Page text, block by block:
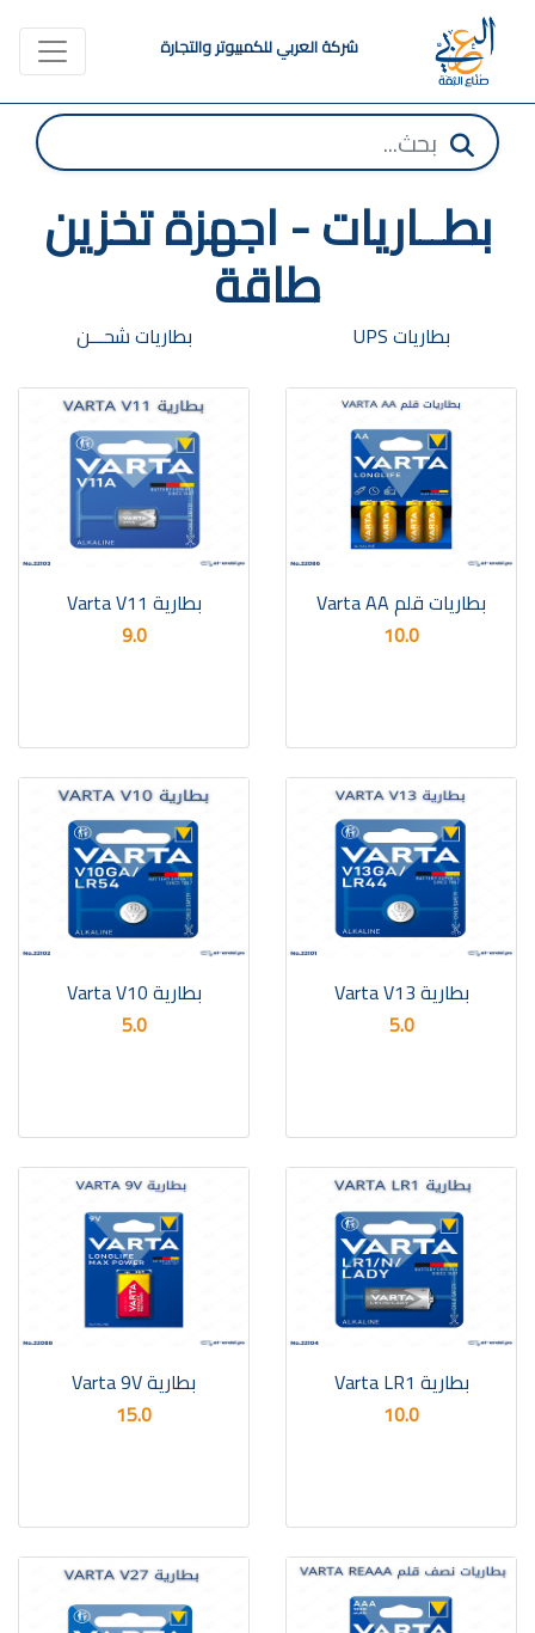
شركة العربي للكمبيوتر والتجارة
بطــاريات - اجهزة تخزين
طاقة
بطاريات UPS بطاريات شحـــن
بطاريات قلم Varta AA
10.0
بطارية Varta V11
9.0
بطارية Varta V13
5.0
بطارية Varta V10
5.0
بطارية Varta LR1
10.0
بطارية Varta 9V
15.0